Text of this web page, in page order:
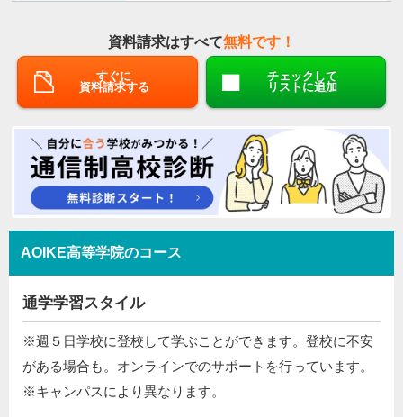
資料請求はすべて無料です！
すぐに
資料請求する
チェックして
リストに追加
AOIKE高等学院のコース
通学学習スタイル
※週５日学校に登校して学ぶことができます。登校に不安
がある場合も。オンラインでのサポートを行っています。
※キャンパスにより異なります。